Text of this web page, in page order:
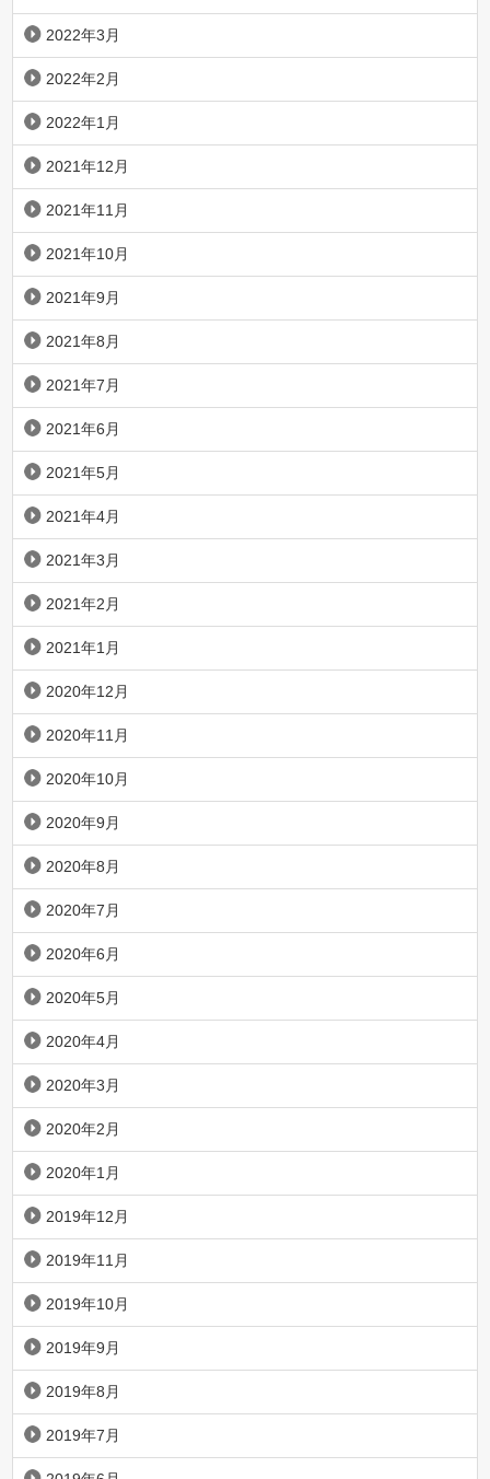
2022年3月
2022年2月
2022年1月
2021年12月
2021年11月
2021年10月
2021年9月
2021年8月
2021年7月
2021年6月
2021年5月
2021年4月
2021年3月
2021年2月
2021年1月
2020年12月
2020年11月
2020年10月
2020年9月
2020年8月
2020年7月
2020年6月
2020年5月
2020年4月
2020年3月
2020年2月
2020年1月
2019年12月
2019年11月
2019年10月
2019年9月
2019年8月
2019年7月